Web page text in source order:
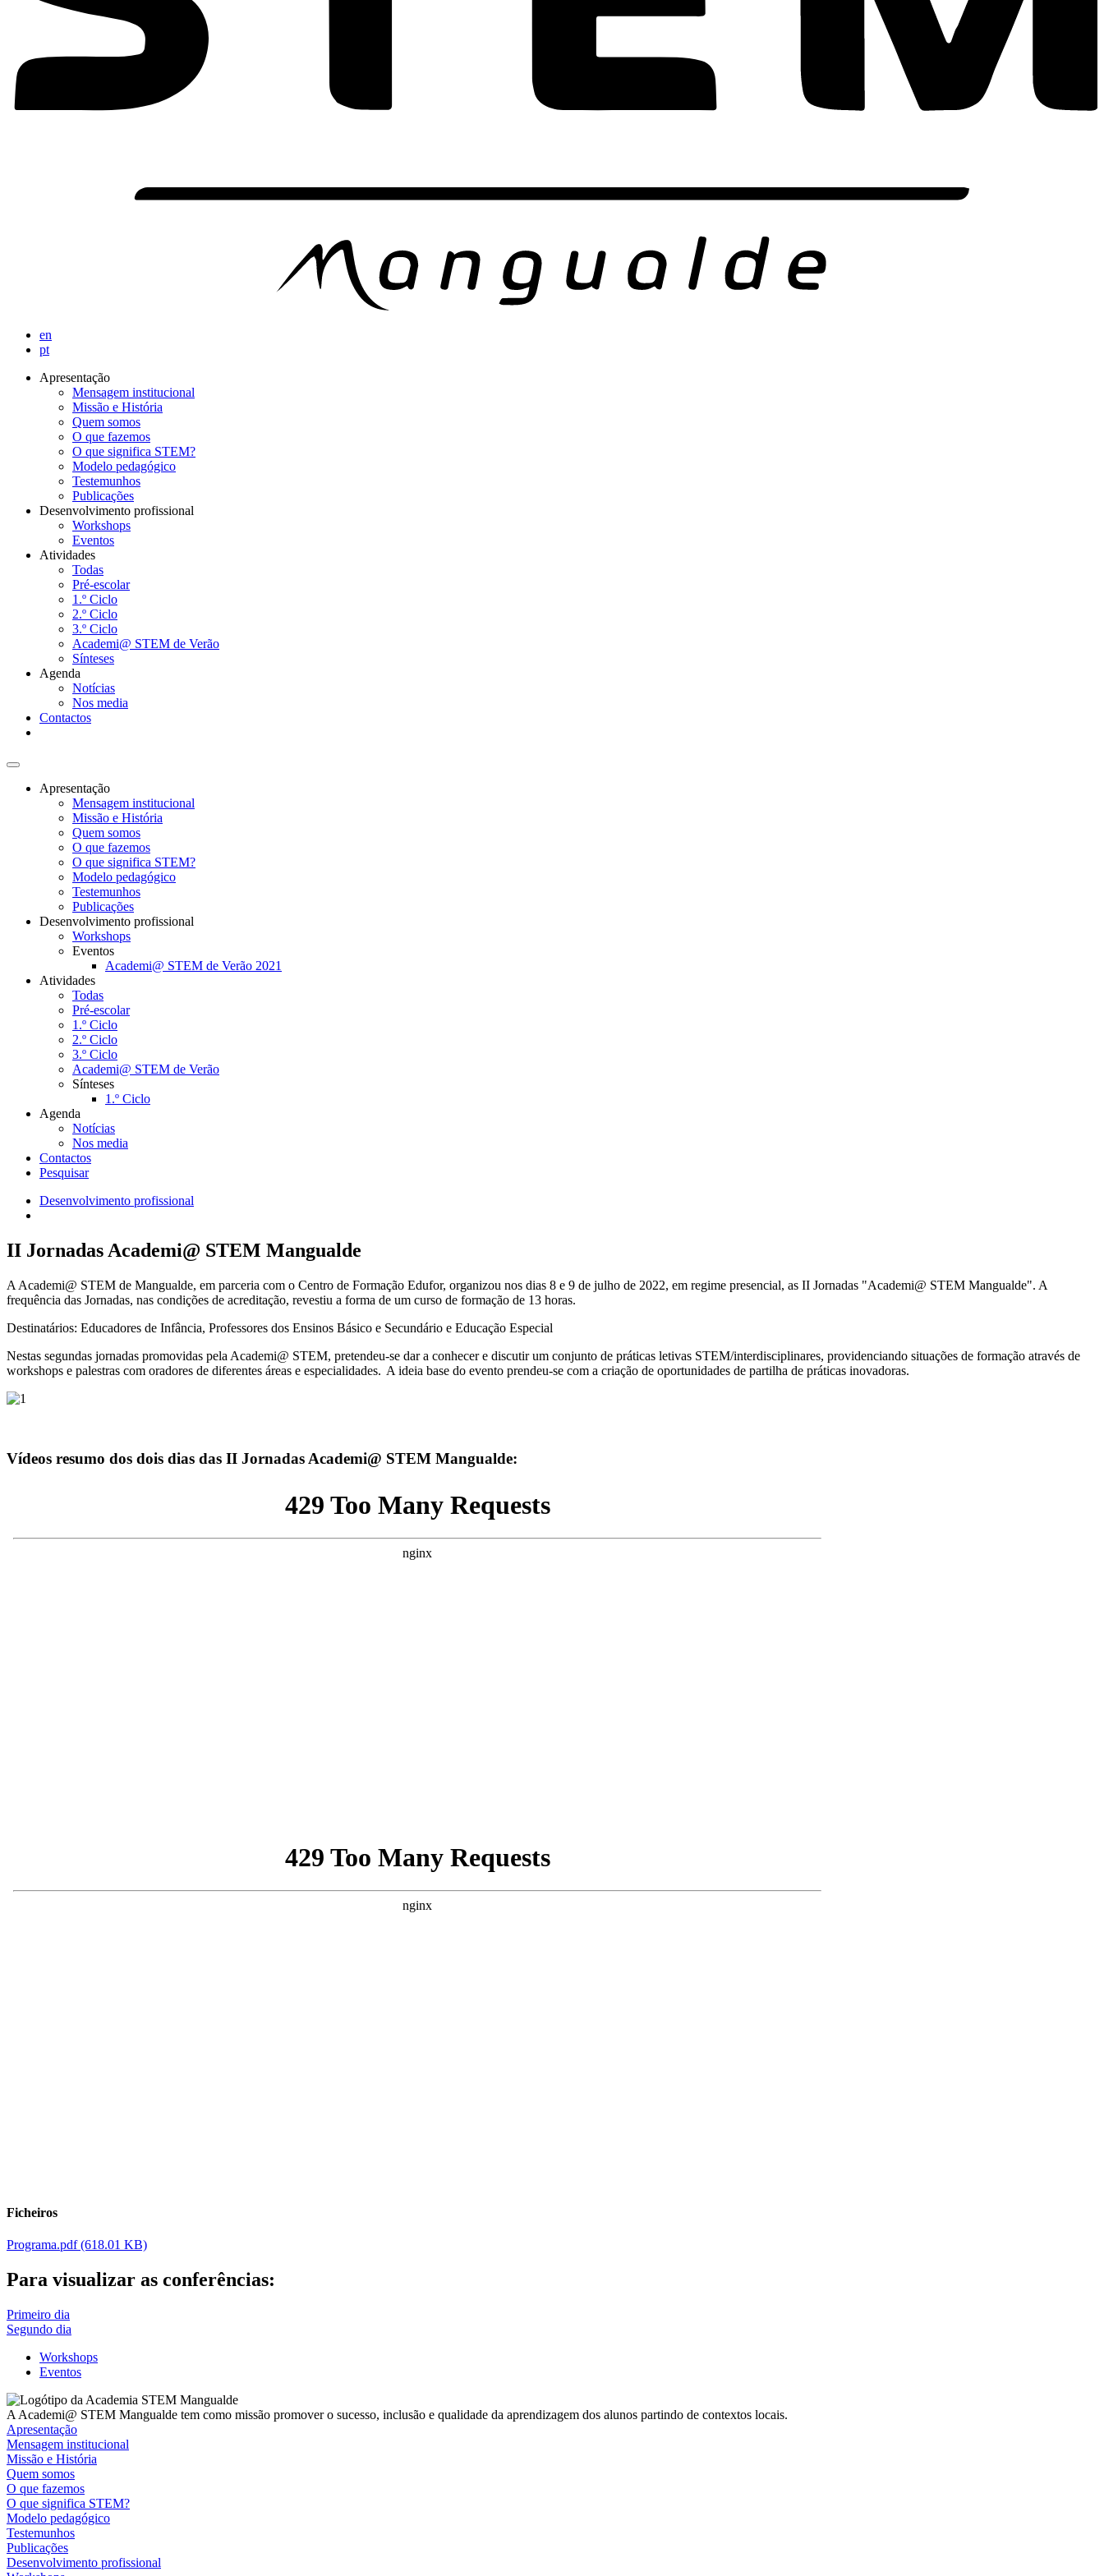
en
pt
Navegação
principal
Apresentação
Mensagem institucional
Missão e História
Quem somos
O que fazemos
O que significa STEM?
Modelo pedagógico
Testemunhos
Publicações
Desenvolvimento profissional
Workshops
Eventos
Atividades
Todas
Pré-escolar
1.º Ciclo
2.º Ciclo
3.º Ciclo
Academi@ STEM de Verão
Sínteses
Agenda
Notícias
Nos media
Contactos
Apresentação
Mensagem institucional
Missão e História
Quem somos
O que fazemos
O que significa STEM?
Modelo pedagógico
Testemunhos
Publicações
Desenvolvimento profissional
Workshops
Eventos
Academi@ STEM de Verão 2021
Atividades
Todas
Pré-escolar
1.º Ciclo
2.º Ciclo
3.º Ciclo
Academi@ STEM de Verão
Sínteses
1.º Ciclo
Agenda
Notícias
Nos media
Contactos
Pesquisar
Navegação
estrutural
Desenvolvimento profissional
II Jornadas Academi@ STEM Mangualde
A Academi@ STEM de Mangualde, em parceria com o Centro de Formação Edufor, organizou nos dias 8 e 9 de julho de 2022, em regime presencial, as II Jornadas "Academi@ STEM Mangualde". A
frequência das Jornadas, nas condições de acreditação, revestiu a forma de um curso de formação de 13 horas.
Destinatários: Educadores de Infância, Professores dos Ensinos Básico e Secundário e Educação Especial
Nestas segundas jornadas promovidas pela Academi@ STEM, pretendeu-se dar a conhecer e discutir um conjunto de práticas letivas STEM/interdisciplinares, providenciando situações de formação através de
workshops e palestras com oradores de diferentes áreas e especialidades. A ideia base do evento prendeu-se com a criação de oportunidades de partilha de práticas inovadoras.
Vídeos resumo dos dois dias das II Jornadas Academi@ STEM Mangualde:
Ficheiros
Programa.pdf(618.01 KB)
Para visualizar as conferências:
Primeiro dia
Segundo dia
Workshops
Eventos
A Academi@ STEM Mangualde tem como missão promover o sucesso, inclusão e qualidade da aprendizagem dos alunos partindo de contextos locais.
Apresentação
Mensagem institucional
Missão e História
Quem somos
O que fazemos
O que significa STEM?
Modelo pedagógico
Testemunhos
Publicações
Desenvolvimento profissional